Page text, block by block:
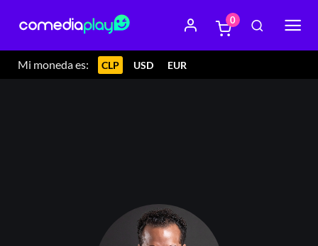
Mi moneda es: CLP USD EUR
0